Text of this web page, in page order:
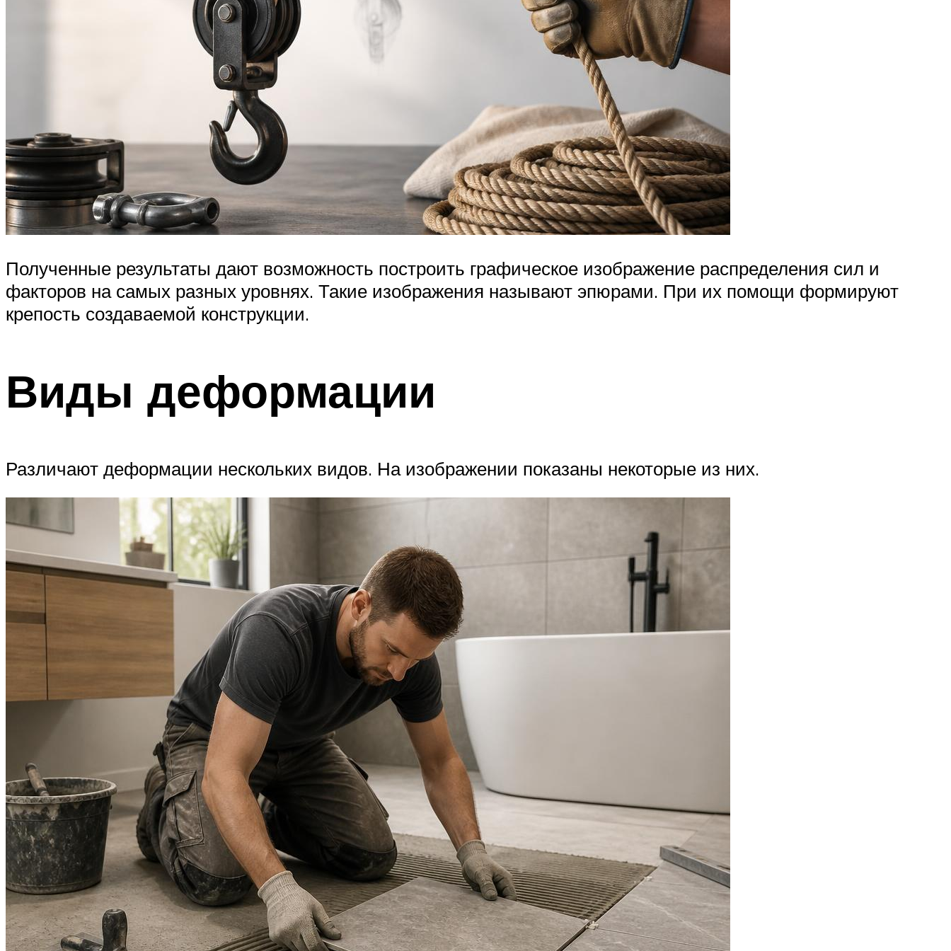
Полученные результаты дают возможность построить графическое изображение распределения сил и
факторов на самых разных уровнях. Такие изображения называют эпюрами. При их помощи формируют
крепость создаваемой конструкции.
Виды деформации
Различают деформации нескольких видов. На изображении показаны некоторые из них.